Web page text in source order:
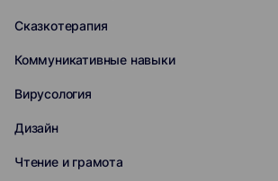
Сказкотерапия
Коммуникативные навыки
Вирусология
Дизайн
Чтение и грамота